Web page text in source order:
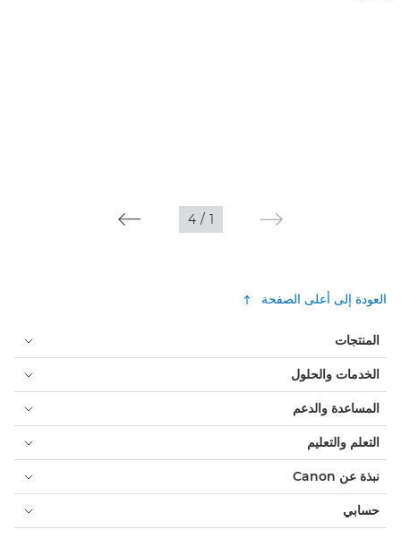
1
/
4
العودة إلى أعلى الصفحة
المنتجات
الخدمات والحلول
المساعدة والدعم
التعلم والتعليم
نبذة عن Canon
حسابي